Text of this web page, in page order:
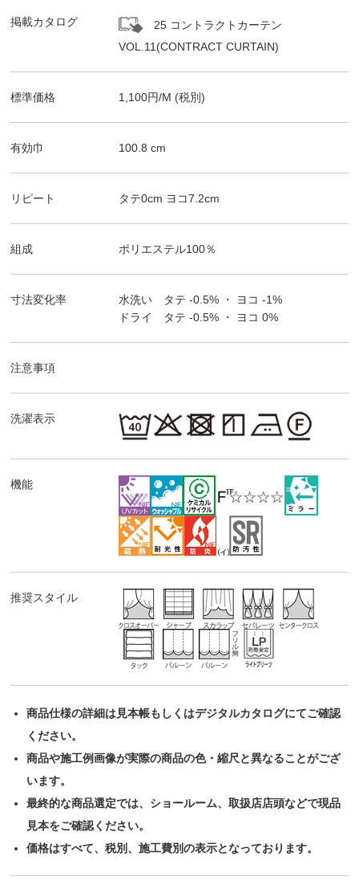
掲載カタログ
25 コントラクトカーテン
VOL.11(CONTRACT CURTAIN)
標準価格 1,100円/M (税別)
有効巾 100.8 cm
リピート タテ0cm ヨコ7.2cm
組成 ポリエステル100％
寸法変化率 水洗い タテ-0.5% ・ ヨコ-1%
ドライ タテ-0.5% ・ ヨコ0%
注意事項
洗濯表示
機能
推奨スタイル
商品仕様の詳細は見本帳もしくはデジタルカタログにてご確認
ください。
商品や施工例画像が実際の商品の色・縮尺と異なることがござ
います。
最終的な商品選定では、ショールーム、取扱店店頭などで現品
見本をご確認ください。
価格はすべて、税別、施工費別の表示となっております。